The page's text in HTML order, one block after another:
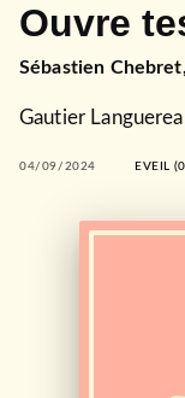
Ouvre
Sébastien Chebret,
Gautier
04/09/2024 EVEIL